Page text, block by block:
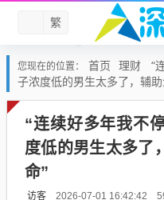
繁
您现在的位置： 首页 理财
“
子浓度低的男生太多了，辅
“连续好多年我不
度低的男生太多了
命”
访客 2026-07-01 16:42:42